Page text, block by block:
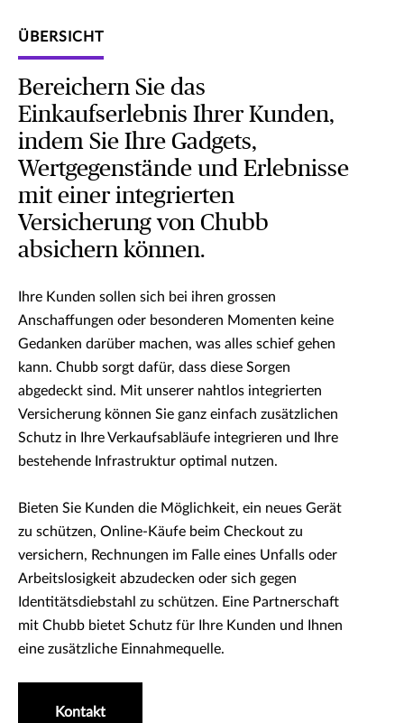
ÜBERSICHT
Bereichern Sie das
Einkaufserlebnis Ihrer Kunden,
indem Sie Ihre Gadgets,
Wertgegenstände und Erlebnisse
mit einer integrierten
Versicherung von Chubb
absichern können.
Ihre Kunden sollen sich bei ihren grossen
Anschaffungen oder besonderen Momenten keine
Gedanken darüber machen, was alles schief gehen
kann. Chubb sorgt dafür, dass diese Sorgen
abgedeckt sind. Mit unserer nahtlos integrierten
Versicherung können Sie ganz einfach zusätzlichen
Schutz in Ihre Verkaufsabläufe integrieren und Ihre
bestehende Infrastruktur optimal nutzen.
Bieten Sie Kunden die Möglichkeit, ein neues Gerät
zu schützen, Online-Käufe beim Checkout zu
versichern, Rechnungen im Falle eines Unfalls oder
Arbeitslosigkeit abzudecken oder sich gegen
Identitätsdiebstahl zu schützen. Eine Partnerschaft
mit Chubb bietet Schutz für Ihre Kunden und Ihnen
eine zusätzliche Einnahmequelle.
Kontakt